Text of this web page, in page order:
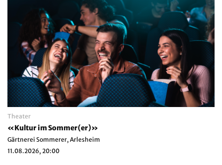
Theater
«Kultur im Sommer(er)»
Gärtnerei Sommerer, Arlesheim
11.08.2026, 20:00